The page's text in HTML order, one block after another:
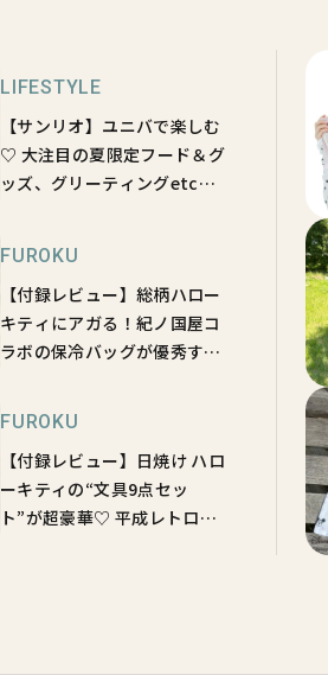
LIFESTYLE
【サンリオ】ユニバで楽しむ
♡ 大注目の夏限定フード＆グ
ッズ、グリーティングetc…
FUROKU
【付録レビュー】総柄ハロー
キティにアガる！紀ノ国屋コ
ラボの保冷バッグが優秀すぎ
FUROKU
【付録レビュー】日焼け ハロ
ーキティの“文具9点セッ
ト”が超豪華♡ 平成レトロな